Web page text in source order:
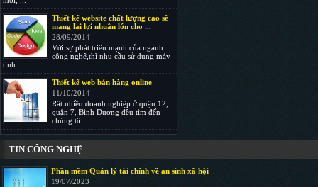
Thiết kế website chất lượng cao sẽ
mang lại lợi nhuận lớn cho ...
28/09/2014
Với sự phát triển mạnh của ngành
công nghệ,thì nhu cầu sử dụng máy
tính ...
Thiết kế web bán hàng online
11/10/2014
Rất nhiều doanh nghiệp ở quận 12,
quận 7, Bình Dương đều tìm đến
chúng tôi ...
TIN CÔNG NGHỆ
Phần mềm Quản lý tài chính về an sinh xã hội
19/07/2023